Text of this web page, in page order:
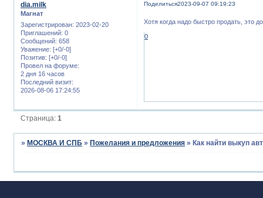
Поделиться2023-09-07 09:19:23
dia.milk
Магнат
Зарегистрирован: 2023-02-20
Приглашений: 0
Сообщений: 658
Уважение: [+0/-0]
Позитив: [+0/-0]
Провел на форуме:
2 дня 16 часов
Последний визит:
2026-08-06 17:24:55
Хотя когда надо быстро продать, это
0
Страница:1
» МОСКВА И СПБ » Пожелания и предложения » Как найти выкуп